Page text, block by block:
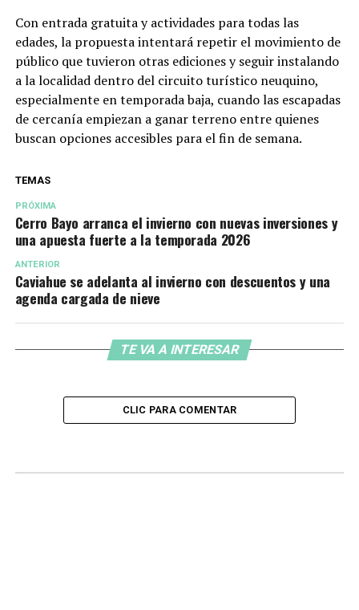
Con entrada gratuita y actividades para todas las
edades, la propuesta intentará repetir el movimiento de
público que tuvieron otras ediciones y seguir instalando
a la localidad dentro del circuito turístico neuquino,
especialmente en temporada baja, cuando las escapadas
de cercanía empiezan a ganar terreno entre quienes
buscan opciones accesibles para el fin de semana.
TEMAS
PRÓXIMA
Cerro Bayo arranca el invierno con nuevas inversiones y
una apuesta fuerte a la temporada 2026
ANTERIOR
Caviahue se adelanta al invierno con descuentos y una
agenda cargada de nieve
TE VA A INTERESAR
CLIC PARA COMENTAR